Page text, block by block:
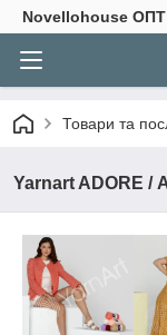
Novellohouse ОПТ
Товари та
Yarnart ADORE /